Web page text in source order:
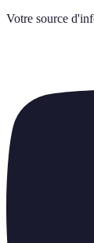
Votre source